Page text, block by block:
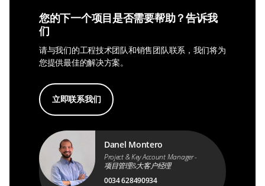
您的下一个项目是否需要帮助？告诉我
们
请与我们的工程技术团队和销售团队联系，我们将为
您提供最佳的解决方案。
立即联系我们
Danel Montero
Project & Key Account Manager -
项目管理&大客户经理
0034 628490934